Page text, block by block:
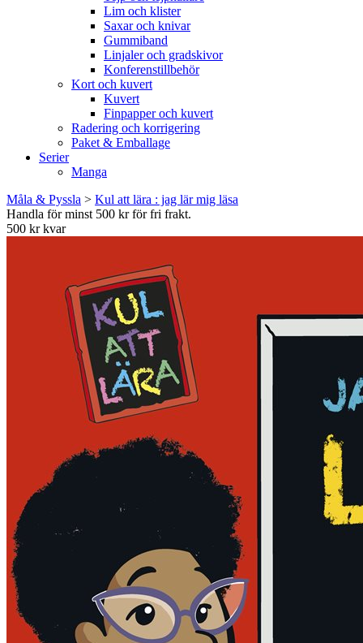
Lim och klister
Saxar och knivar
Gummiband
Linjaler och gradskivor
Konferenstillbehör
Kort och kuvert
Kuvert
Finpapper och kuvert
Radering och korrigering
Paket & Emballage
Serier
Manga
Måla & Pyssla > Kul att lära : jag lär mig läsa
Handla för minst 500 kr för fri frakt.
500 kr kvar